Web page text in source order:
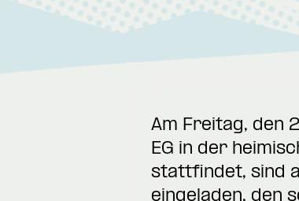
Am Freitag, den
EG in der
stattfindet, sind
eingeladen, den